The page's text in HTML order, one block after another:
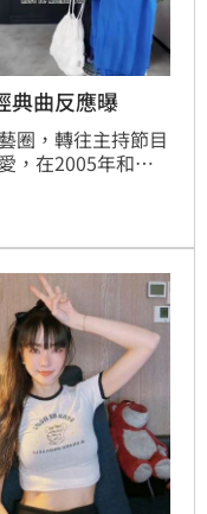
典曲反應曝
圈，轉往主持節目
，在2005年和李
認出而極力否